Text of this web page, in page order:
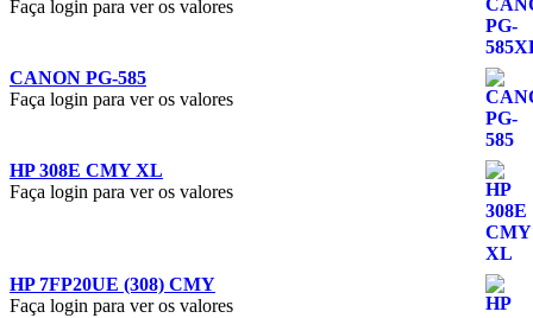
Faça login para ver os valores
CANON PG-585
Faça login para ver os valores
HP 308E CMY XL
Faça login para ver os valores
HP 7FP20UE (308) CMY
Faça login para ver os valores